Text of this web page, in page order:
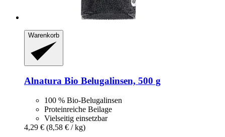
Warenkorb
Alnatura Bio Belugalinsen, 500 g
100 % Bio-Belugalinsen
Proteinreiche Beilage
Vielseitig einsetzbar
4,29 € (8,58 € / kg)